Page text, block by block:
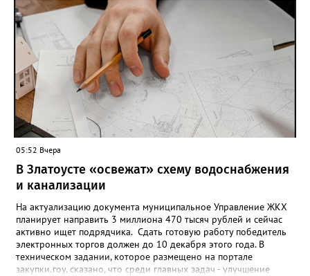
снятие. В целом не давать им взаймы сегодня просят 543 с
лишним тысячи человек. Почти 89 тысяч за это время решили
запрет отозвать. При этом, утверждают аналитики бюро,
примерно каждый пятый из тех, кто установил самозапрет,
никогда кредиты не брал, столько же погасили долги недавно,
а больше половины имеют долговые обязательства сейчас.
05:52 Вчера
В Златоусте «освежат» схему водоснабжения
и канализации
На актуализацию документа муниципальное Управление ЖКХ
планирует направить 3 миллиона 470 тысяч рублей и сейчас
активно ищет подрядчика. Сдать готовую работу победитель
электронных торгов должен до 10 декабря этого года. В
техническом задании, которое размещено на портале
закупки.гоу, сказано, что среди главных задач - улучшение